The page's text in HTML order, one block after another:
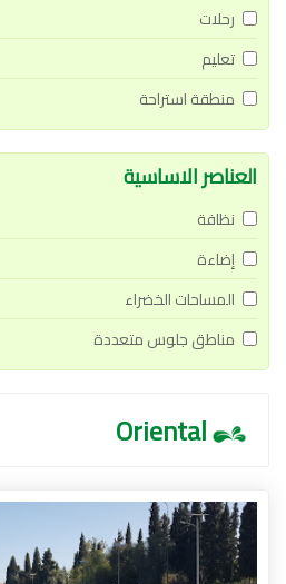
رحلات
تعليم
منطقة استراحة
العناصر الاساسية
نظافة
إضاءة
المساحات الخضراء
مناطق جلوس متعددة